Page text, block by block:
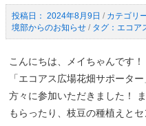
告）
eco
キ
ズ
「と
れ
た
2024年8月9日 /
境部からのお知らせ/ エコア
こんにちは、メイちゃんです
「エコアス広場花畑サポータ
方々に参加いただきました！
もらったり、枝豆の種植えと